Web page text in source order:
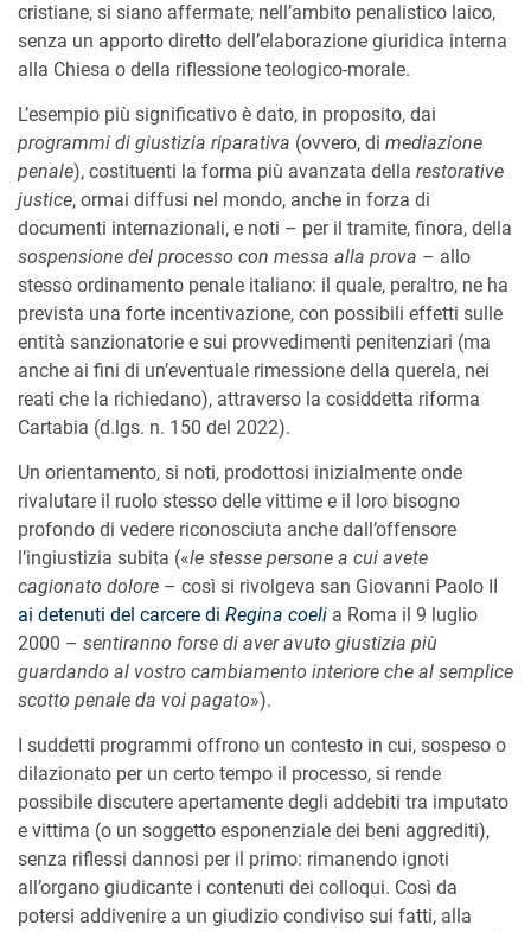
cristiane, si siano affermate, nell’ambito penalistico laico,
senza un apporto diretto dell’elaborazione giuridica interna
alla Chiesa o della riflessione teologico-morale.
L’esempio più significativo è dato, in proposito, dai
programmi di giustizia riparativa (ovvero, di mediazione
penale), costituenti la forma più avanzata della restorative
justice, ormai diffusi nel mondo, anche in forza di
documenti internazionali, e noti – per il tramite, finora, della
sospensione del processo con messa alla prova – allo
stesso ordinamento penale italiano: il quale, peraltro, ne ha
prevista una forte incentivazione, con possibili effetti sulle
entità sanzionatorie e sui provvedimenti penitenziari (ma
anche ai fini di un’eventuale rimessione della querela, nei
reati che la richiedano), attraverso la cosiddetta riforma
Cartabia (d.lgs. n. 150 del 2022).
Un orientamento, si noti, prodottosi inizialmente onde
rivalutare il ruolo stesso delle vittime e il loro bisogno
profondo di vedere riconosciuta anche dall’offensore
l’ingiustizia subita («le stesse persone a cui avete
cagionato dolore – così si rivolgeva san Giovanni Paolo II
ai detenuti del carcere di Regina coeli a Roma il 9 luglio
2000 – sentiranno forse di aver avuto giustizia più
guardando al vostro cambiamento interiore che al semplice
scotto penale da voi pagato»).
I suddetti programmi offrono un contesto in cui, sospeso o
dilazionato per un certo tempo il processo, si rende
possibile discutere apertamente degli addebiti tra imputato
e vittima (o un soggetto esponenziale dei beni aggrediti),
senza riflessi dannosi per il primo: rimanendo ignoti
all’organo giudicante i contenuti dei colloqui. Così da
potersi addivenire a un giudizio condiviso sui fatti, alla